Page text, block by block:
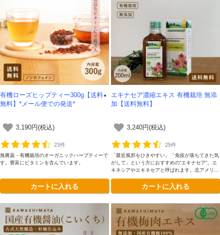
有機ローズヒップティー300g【送料
無料】*メール便での発送*
3,190円(税込)
23件
無農薬・有機栽培のオーガニックハーブティーで
す。豊富にビタミンを含んでいます。
カートに入れる
エキナセア濃縮エキス 有機栽培 無添
加【送料無料】
3,240円(税込)
25件
「最近風邪をひきやすい」「免疫が落ちてきた気
がして」という方におすすめの“エキナセア”。エ
キネシアやエキネセアと呼ばれます。北アメリカ
アンのハーブとも呼ばれ古来から重宝されていま
す。
カートに入れる